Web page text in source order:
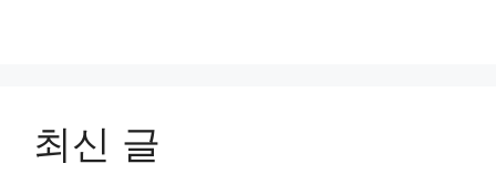
최신 글